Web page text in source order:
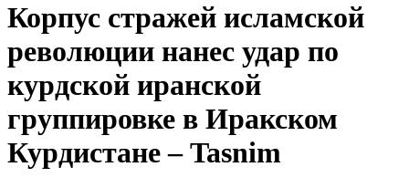
Корпус стражей исламской
революции нанес удар по
курдской иранской
группировке в Иракском
Курдистане – Tasnim